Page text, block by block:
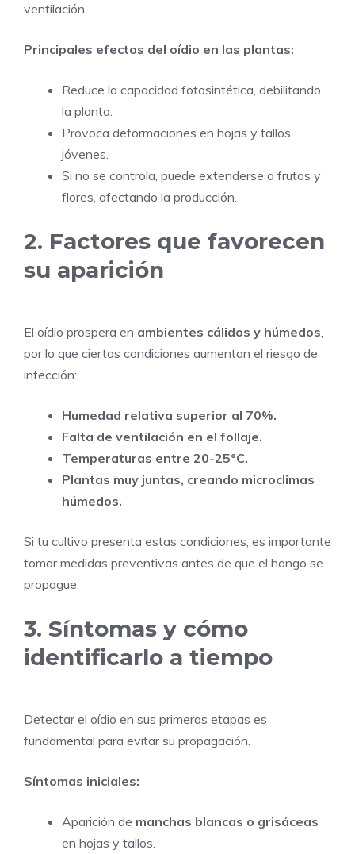
ventilación.
Principales efectos del oídio en las plantas:
Reduce la capacidad fotosintética, debilitando
la planta.
Provoca deformaciones en hojas y tallos
jóvenes.
Si no se controla, puede extenderse a frutos y
flores, afectando la producción.
2. Factores que favorecen
su aparición
El oídio prospera en ambientes cálidos y húmedos,
por lo que ciertas condiciones aumentan el riesgo de
infección:
Humedad relativa superior al 70%.
Falta de ventilación en el follaje.
Temperaturas entre 20-25°C.
Plantas muy juntas, creando microclimas
húmedos.
Si tu cultivo presenta estas condiciones, es importante
tomar medidas preventivas antes de que el hongo se
propague.
3. Síntomas y cómo
identificarlo a tiempo
Detectar el oídio en sus primeras etapas es
fundamental para evitar su propagación.
Síntomas iniciales:
Aparición de manchas blancas o grisáceas
en hojas y tallos.